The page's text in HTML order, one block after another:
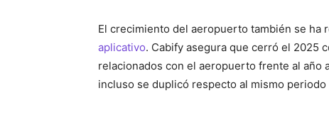
El crecimiento del aeropuerto también se ha
aplicativo. Cabify asegura que cerró el 2025
relacionados con el aeropuerto frente al año
incluso se duplicó respecto al mismo periodo